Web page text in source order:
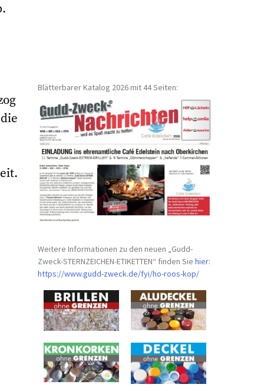
Blätterbarer Katalog 2026 mit 44 Seiten:
Weitere Informationen zu den neuen „Gudd-
Zweck-STERNZEICHEN-ETIKETTEN“ finden Siehier:
https://www.gudd-zweck.de/fyi/ho-roos-kop/